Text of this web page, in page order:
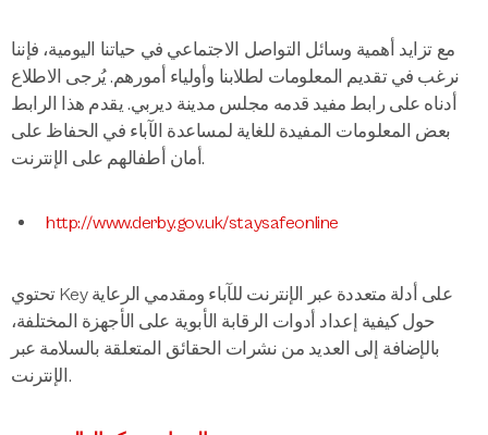
مع تزايد أهمية وسائل التواصل الاجتماعي في حياتنا اليومية، فإننا
نرغب في تقديم المعلومات لطلابنا وأولياء أمورهم. يُرجى الاطلاع
أدناه على رابط مفيد قدمه مجلس مدينة ديربي. يقدم هذا الرابط
بعض المعلومات المفيدة للغاية لمساعدة الآباء في الحفاظ على
أمان أطفالهم على الإنترنت.
http://www.derby.gov.uk/staysafeonline
تحتوي Key على أدلة متعددة عبر الإنترنت للآباء ومقدمي الرعاية
حول كيفية إعداد أدوات الرقابة الأبوية على الأجهزة المختلفة،
بالإضافة إلى العديد من نشرات الحقائق المتعلقة بالسلامة عبر
الإنترنت.